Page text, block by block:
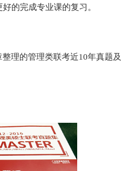
的完成专业课的复习。
理的管理类联考近10年真题及